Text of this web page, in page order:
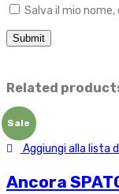
Salva il mio
Related
Sale
Aggiungi alla lista
Ancora